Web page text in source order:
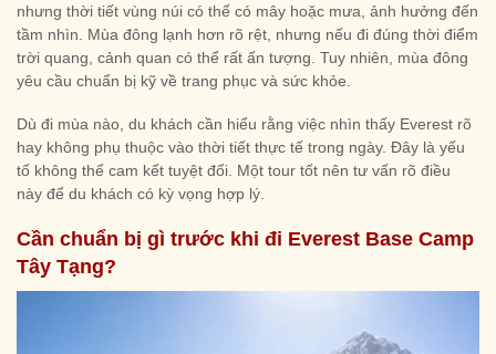
nhưng thời tiết vùng núi có thể có mây hoặc mưa, ảnh hưởng đến
tầm nhìn. Mùa đông lạnh hơn rõ rệt, nhưng nếu đi đúng thời điểm
trời quang, cảnh quan có thể rất ấn tượng. Tuy nhiên, mùa đông
yêu cầu chuẩn bị kỹ về trang phục và sức khỏe.
Dù đi mùa nào, du khách cần hiểu rằng việc nhìn thấy Everest rõ
hay không phụ thuộc vào thời tiết thực tế trong ngày. Đây là yếu
tố không thể cam kết tuyệt đối. Một tour tốt nên tư vấn rõ điều
này để du khách có kỳ vọng hợp lý.
Cần chuẩn bị gì trước khi đi Everest Base Camp
Tây Tạng?